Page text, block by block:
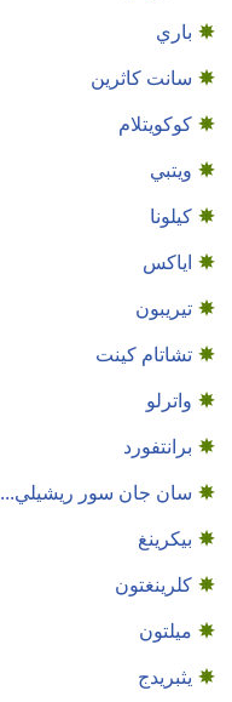
باري
سانت كاثرين
كوكويتلام
ويتبي
كيلونا
اياكس
تيريبون
تشاتام كينت
واترلو
برانتفورد
سان جان سور ريشيلي...
بيكرينغ
كلرينغتون
ميلتون
يثبريدج